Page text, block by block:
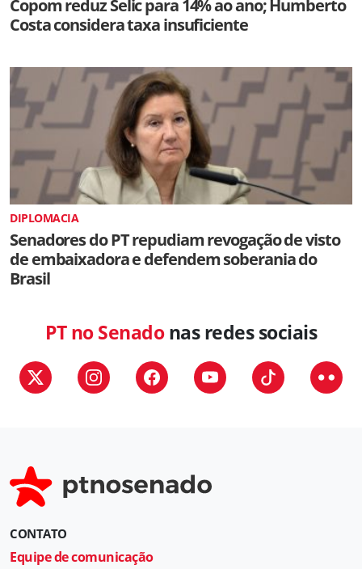
Copom reduz Selic para 14% ao ano; Humberto
Costa considera taxa insuficiente
DIPLOMACIA
Senadores do PT repudiam revogação de visto
de embaixadora e defendem soberania do
Brasil
PT no Senadonas redes sociais
CONTATO
Equipe de comunicação